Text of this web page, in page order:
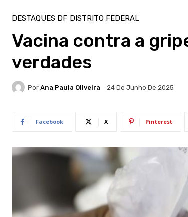
DESTAQUES DF DISTRITO FEDERAL
Vacina contra a
verdades
Por Ana Paula Oliveira 24 De Junho De 2025
Facebook X Pinterest